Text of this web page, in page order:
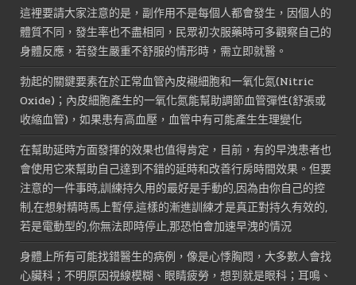
這裡要請大家注意的是，副作用不是每個人都會發生，因個人的
體質不同，發生率也不盡相同，民眾初次服藥時可多觀察自己的
身體反應，若發生嚴重不舒服的情形時，需立即就醫。
勃起的關鍵要素在於正常血管內皮襯細胞和一氧化氮(Nitric
Oxide)；內皮細胞產生的一氧化氮能幫助調節血管彈性(舒張或
收縮血管)，如果患有高血壓，血管中有可能產生生理變化
在幫助延時方面發揮的效果也值得肯定，目前，有的早洩患者也
會使用它來幫助自己達到不錯的延時和改善行房時間效果。但要
注意的一件事時,訓練持久用的最好是手動的,因為由你自己的控
制,在想射精時馬上暫停,這樣的漸進訓練才是真正對持久有效的,
若是電動型的,你無法即時停止,那恐怕會加速早洩的情況
身體上所有可能找錯醫生的病例，像是心悸胸悶，大多數人會找
心臟科；不明原因視線模糊、眼睛疲勞，想到就是眼科；耳鳴、